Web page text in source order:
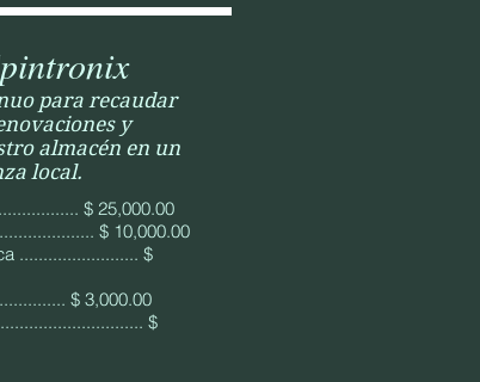
para recaudar
y
almacén en un
local.
$ 25,000.00
$ 10,000.00
......................... $
$ 3,000.00
$